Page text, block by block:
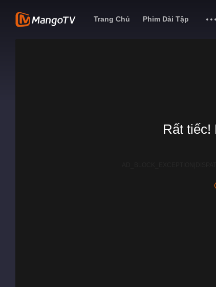
Trang Chủ Phim Dài Tập
Rất tiếc!